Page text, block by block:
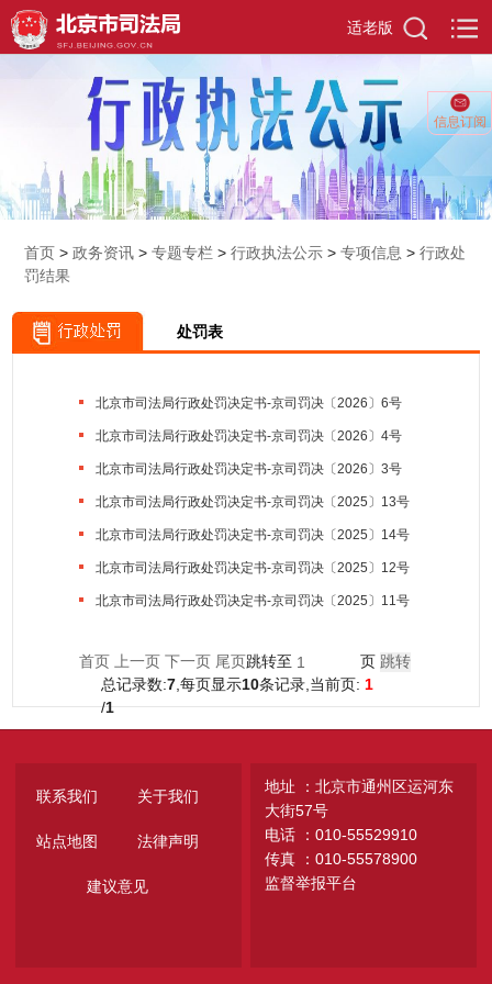
适老版
信息订阅
首页 >政务资讯 >专题专栏 >行政执法公示 >专项信息 >行政处
罚结果
处罚表
北京市司法局行政处罚决定书-京司罚决〔2026〕6号
北京市司法局行政处罚决定书-京司罚决〔2026〕4号
北京市司法局行政处罚决定书-京司罚决〔2026〕3号
北京市司法局行政处罚决定书-京司罚决〔2025〕13号
北京市司法局行政处罚决定书-京司罚决〔2025〕14号
北京市司法局行政处罚决定书-京司罚决〔2025〕12号
北京市司法局行政处罚决定书-京司罚决〔2025〕11号
首页 上一页 下一页 尾页
总记录数:7 ,每页显示10条记录,当前页: 1
/1
跳转至 页
联系我们 关于我们
站点地图 法律声明
建议意见
地址 ：北京市通州区运河东
大街57号
电话 ：010-55529910
传真 ：010-55578900
监督举报平台